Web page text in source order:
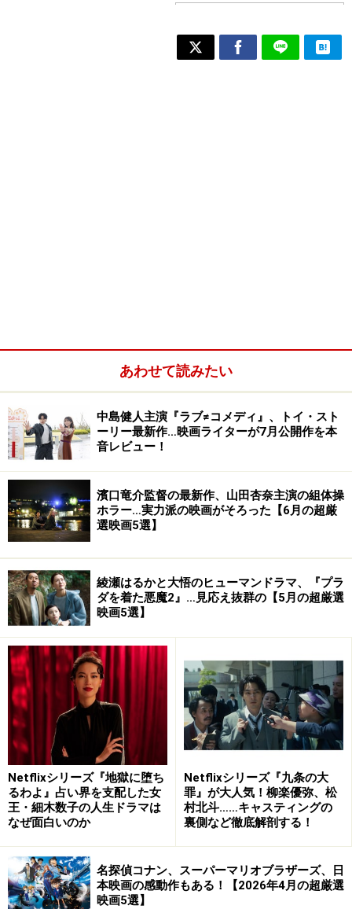
あわせて読みたい
中島健人主演『ラブ≠コメディ』、トイ・スト
ーリー最新作…映画ライターが7月公開作を本
音レビュー！
濱口竜介監督の最新作、山田杏奈主演の組体操
ホラー…実力派の映画がそろった【6月の超厳
選映画5選】
綾瀬はるかと大悟のヒューマンドラマ、『プラ
ダを着た悪魔2』…見応え抜群の【5月の超厳選
映画5選】
Netflixシリーズ『地獄に堕ち
るわよ』占い界を支配した女
王・細木数子の人生ドラマは
なぜ面白いのか
Netflixシリーズ『九条の大
罪』が大人気！柳楽優弥、松
村北斗……キャスティングの
裏側など徹底解剖する！
名探偵コナン、スーパーマリオブラザーズ、日
本映画の感動作もある！【2026年4月の超厳選
映画5選】